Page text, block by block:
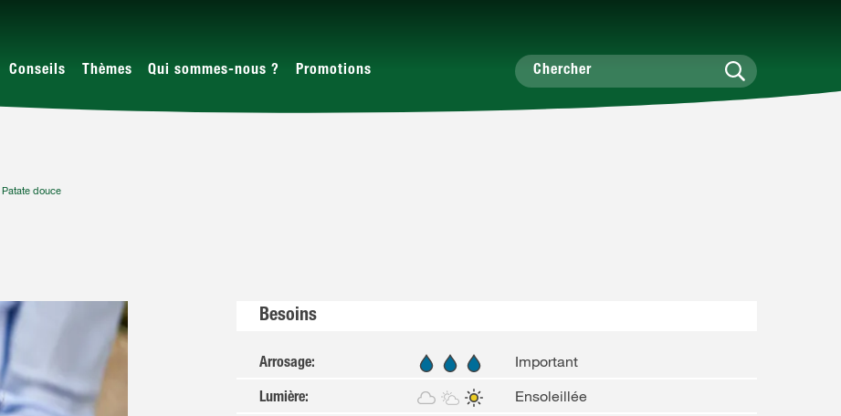
Conseils Thèmes Qui sommes-nous ? Promotions
Patate douce
Besoins
Arrosage: Important
Lumière: Ensoleillée